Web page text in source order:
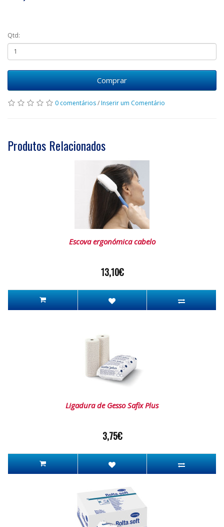
Qtd:
Comprar
0 comentários/Inserir um Comentário
Produtos Relacionados
Escova ergonómica cabelo
13,10€
Ligadura de Gesso Safix Plus
3,75€